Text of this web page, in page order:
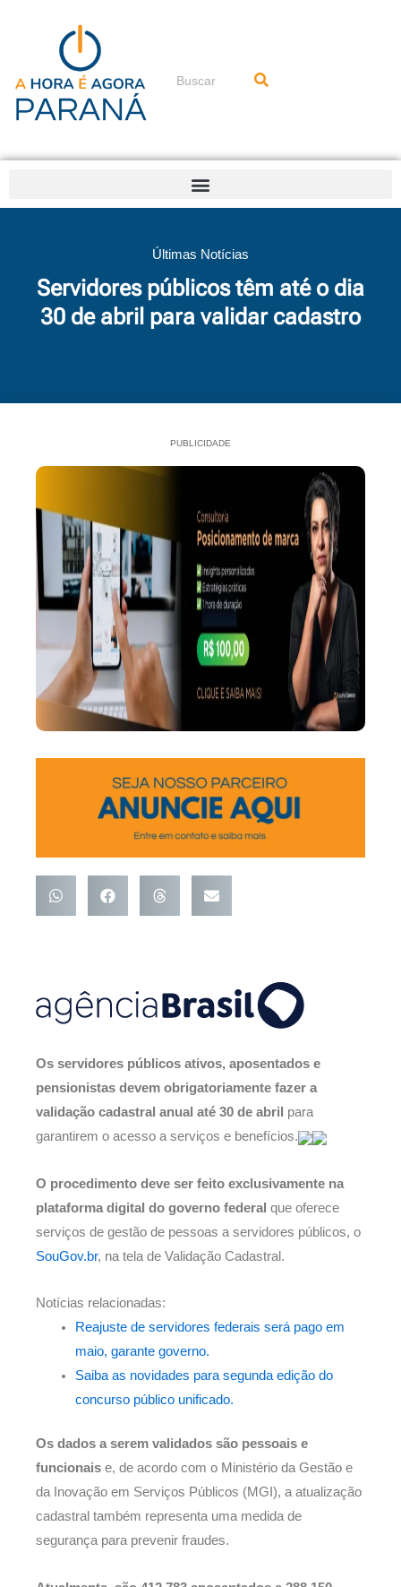
conteúdo
Pesquisar
Últimas Notícias
Servidores públicos têm até o dia
30 de abril para validar cadastro
PUBLICIDADE
Os servidores públicos ativos, aposentados e
pensionistas devem obrigatoriamente fazer a
validação cadastral anual até 30 de abril
para
garantirem o acesso a serviços e benefícios.
O procedimento deve ser feito exclusivamente na
plataforma digital do governo federal que oferece
serviços de gestão de pessoas a servidores públicos, o
SouGov.br, na tela de Validação Cadastral.
Notícias relacionadas:
Reajuste de servidores federais será pago em
maio, garante governo.
Saiba as novidades para segunda edição do
concurso público unificado.
Os dados a serem validados são pessoais e
funcionais e, de acordo com o Ministério da Gestão e
da Inovação em Serviços Públicos (MGI), a atualização
cadastral também representa uma medida de
segurança para prevenir fraudes.